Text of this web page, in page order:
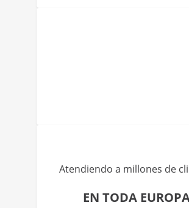
Atendiendo a millones de
EN TODA